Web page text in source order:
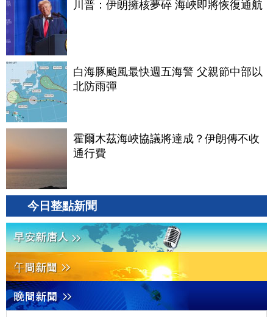
川普：伊朗擁核夢碎 海峽即將恢復通航
白海豚颱風最快週五海警 父親節中部以
北防雨彈
霍爾木茲海峽協議將達成？伊朗傳不收
通行費
今日整點新聞